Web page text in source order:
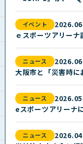
イベント
ｅスポーツアリーナ
ニュース
ニュース
eスポーツアリーナ
ニュース